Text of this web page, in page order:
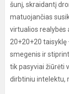
šunį, skraidantį
matuojančias
virtualios realybės
20+20+20
smegenis ir
tik pasyviai žiūrėti
dirbtiniu intelektu,